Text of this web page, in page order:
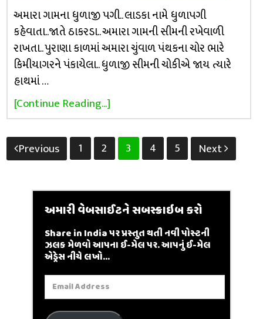
અમારા ગામના ધુળાજી પગી.. લાડકા નામે ધુળાપગી
કહેવાતા..જાતે ઠાકરડા.. અમારા ગામની સીમની રખેવાળી
રાખતા.. પુરાણા કાળમાં અમારા ચુંવાળ પંથકના ચોર ભારે
કિમીયાગરને પંકાયેલા.. ધુળાજી સીમની ચોકીએ જાય ત્યારે
હાથમાં …
[Continue Reading...]
Posts
pagination
Previous 1 2 3 4 5 Next
અમારી વેબસાઈટને સબસ્ક્રાઇબ કરો
Share in India પર પ્રસ્તુત થતી નવી પોસ્ટની
ઝલક મેળવો આપના ઈ-મેલ પર. આપનું ઈ-મેલ
એડ્રેસ નીચે લખો...
Email
Address